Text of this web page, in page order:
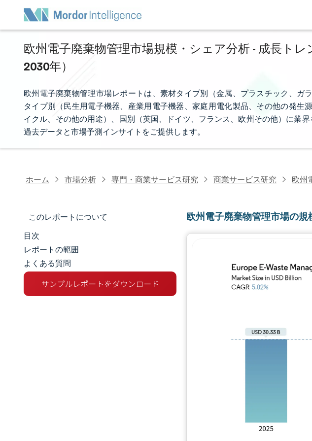
欧州電子廃棄物管理市場規模・シェア分析 - 成長トレ
2030年）
欧州電子廃棄物管理市場レポートは、素材タイプ別（金属、プラスチック、ガ
タイプ別（民生用電子機器、産業用電子機器、家庭用電化製品、その他の発生
イクル、その他の用途）、国別（英国、ドイツ、フランス、欧州その他）に業
過去データと市場予測インサイトをご提供します。
ホーム 市場分析 専門・商業サービス研究 商業サービス研究 欧州
このレポートについて
マーケットスナップショット
市場概要
主な市場動向
目次
レポートの範囲
よくある質問
欧州電子廃棄物管理市場の規